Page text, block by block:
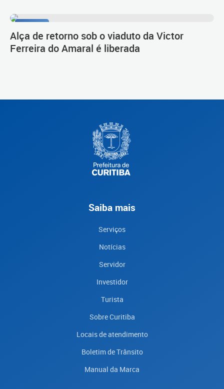
Alça de retorno sob o viaduto da Victor
Ferreira do Amaral é liberada
Saiba mais
Serviços
Notícias
Servidor
Investidor
Turista
Sobre Curitiba
Locais de atendimento
Boletim de Trânsito
Manual da Marca